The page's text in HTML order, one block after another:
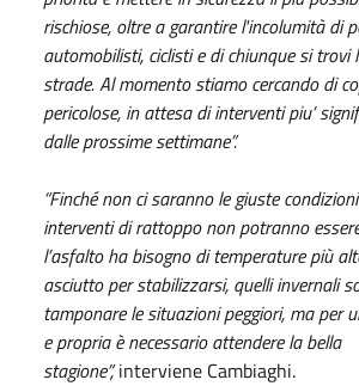
rischiose, oltre a garantire l'incolumità di
automobilisti, ciclisti e di chiunque si trovi
strade. Al momento stiamo cercando di
pericolose, in attesa di interventi piu’
dalle prossime settimane”.
“Finché non ci saranno le giuste
interventi di rattoppo non potranno
l’asfalto ha bisogno di temperature più
asciutto per stabilizzarsi, quelli invernali
tamponare le situazioni peggiori, ma per
e propria è necessario attendere la bella
stagione”,interviene Cambiaghi.